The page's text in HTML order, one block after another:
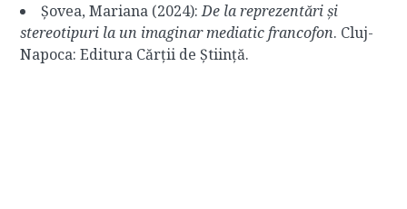
Șovea, Mariana (2024):De la reprezentări și
stereotipuri la un imaginar mediatic francofon. Cluj-
Napoca: Editura Cărții de Știință.